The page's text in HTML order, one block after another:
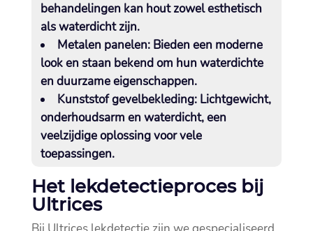
behandelingen kan hout zowel esthetisch
als waterdicht zijn.​
Metalen panelen:Bieden een moderne
look en staan bekend om hun waterdichte
en duurzame eigenschappen.​
Kunststof gevelbekleding:Lichtgewicht,
onderhoudsarm en waterdicht, een
veelzijdige oplossing voor vele
toepassingen.​
Het lekdetectieproces bij
Ultrices